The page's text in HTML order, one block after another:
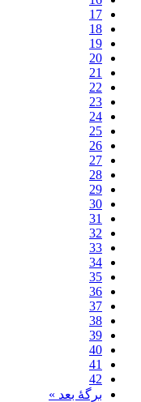
17
18
19
20
21
22
23
24
25
26
27
28
29
30
31
32
33
34
35
36
37
38
39
40
41
42
برگهٔ بعد »